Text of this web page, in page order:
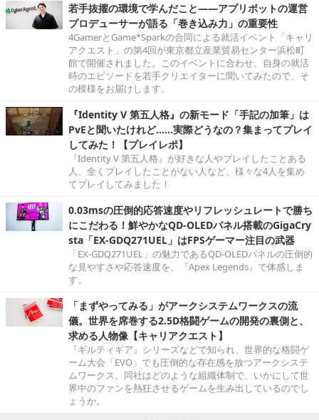
若手抜擢の環境で学んだこと――アプリボットの運営
プロデューサーが語る「巻き込み力」の重要性
4GamerとGame*Sparkの合同による就活イベント「キャリ
アクエスト」の第4回が東京都立産業貿易センター浜松町
館で開催されました。このイベントに合わせ、自身の就活
時のエピソードを若手クリエイターに聞いてみたので、そ
の模様をお届けします。
『Identity V 第五人格』の新モード「手記の加筆」は
PvEと聞いたけれど……実際どうなの？集まってプレイ
してみた！【プレイレポ】
『Identity V 第五人格』が好きな人やプレイしたことある
人、全くプレイしたことがない人など、様々な4人を集め
てプレイしてみました！
0.03msの圧倒的応答速度やリフレッシュレートで勝ち
にこだわる！鮮やかなQD-OLEDパネル搭載のGigaCry
sta「EX-GDQ271UEL」はFPSゲーマー注目の武器
「EX-GDQ271UEL」の魅力であるQD-OLEDパネルの圧倒的
な見やすさや応答速度を、『Apex Legends』で体感しま
す。
「まずやってみる」がアークシステムワークスの流
儀。世界を席巻する2.5D格闘ゲームの開発の裏側と、
求める人物像【キャリアクエスト】
『ギルティギア』シリーズなどで知られ、世界的な格闘ゲ
ーム大会「EVO」でも圧倒的な存在感を放つアークシステ
ムワークス。同社はどのような組織体制で、いかにして世
界中のファンを熱狂させるゲームを生み出しているのでし
ょうか。